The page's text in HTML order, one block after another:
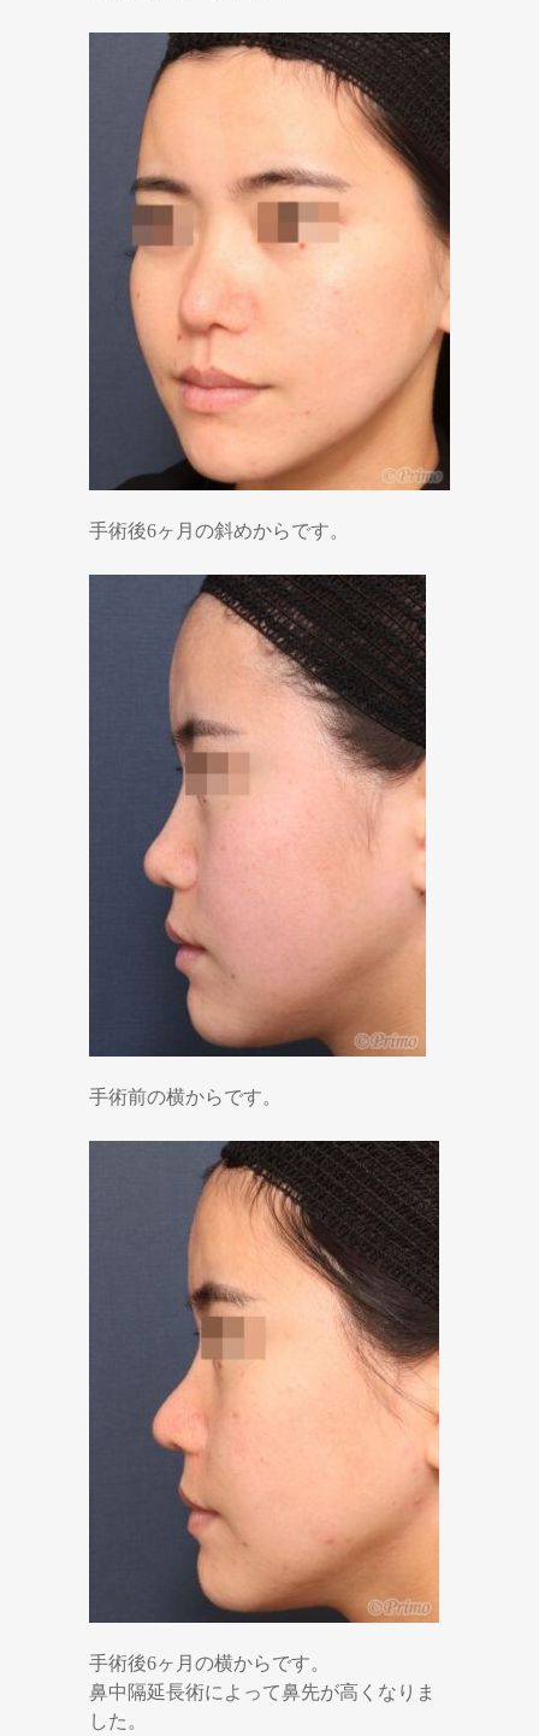
手術後6ヶ月の斜めからです。
手術前の横からです。
手術後6ヶ月の横からです。
鼻中隔延長術によって鼻先が高くなりま
した。